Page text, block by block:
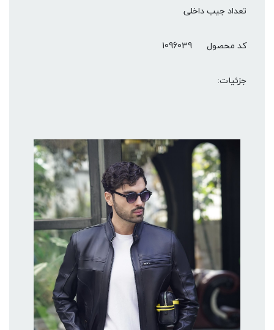
تعداد جیب داخلی
کد محصول 1096039
جزئیات: